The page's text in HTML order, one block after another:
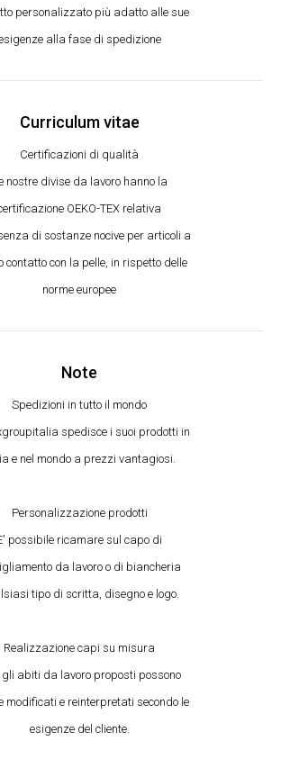
personalizzato più adatto alle sue
alla fase di spedizione
Curriculum vitae
Certificazioni di qualità
nostre divise da lavoro hanno la
OEKO-TEX relativa
di sostanze nocive per articoli a
contatto con la pelle, in rispetto delle
norme europee
Note
Spedizioni in tutto il mondo
spedisce i suoi prodotti in
e nel mondo a prezzi vantagiosi.
Personalizzazione prodotti
possibile ricamare sul capo di
da lavoro o di biancheria
tipo di scritta, disegno e logo.
Realizzazione capi su misura
gli abiti da lavoro proposti possono
modificati e reinterpretati secondo le
esigenze del cliente.